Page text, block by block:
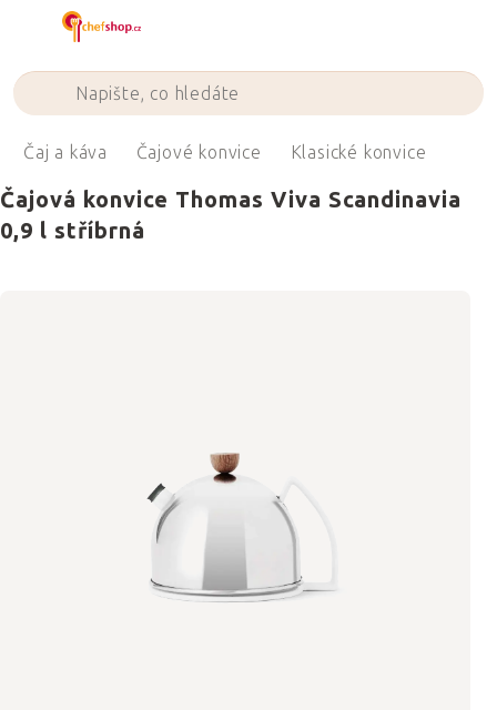
Čaj a káva Čajové konvice Klasické konvice
Čajová konvice Thomas Viva Scandinavia
0,9 l stříbrná